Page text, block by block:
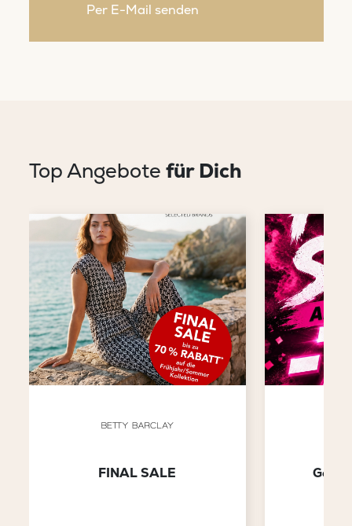
Per E-Mail senden
Top Angebote für Dich
FINAL SALE